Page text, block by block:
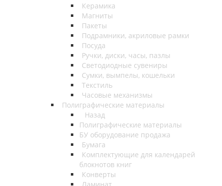
Керамика
Магниты
Пакеты
Подрамники, акриловые рамки
Посуда
Ручки, диски, часы, пазлы
Светодиодные сувениры
Сумки, вымпелы, кошельки
Текстиль
Часовые механизмы
Полиграфические материалы
Назад
Полиграфические материалы
БУ оборудование продажа
Бумага
Комплектующие для календарей
блокнотов книг
Конверты